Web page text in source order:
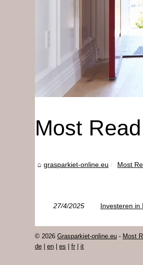
Most
grasparkiet-online.eu Most
27/4/2025 Investeren in
© 2026 Grasparkiet-online.eu - Most
de
en es fr it